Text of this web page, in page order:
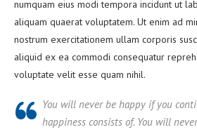
numquam eius modi tempora incidunt ut
aliquam quaerat voluptatem. Ut enim ad
nostrum exercitationem ullam corporis
aliquid ex ea commodi consequatur
voluptate velit esse quam nihil.
You will never be happy if you
happiness consists of. You will